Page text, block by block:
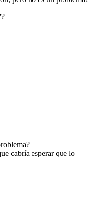
cabría esperar que lo